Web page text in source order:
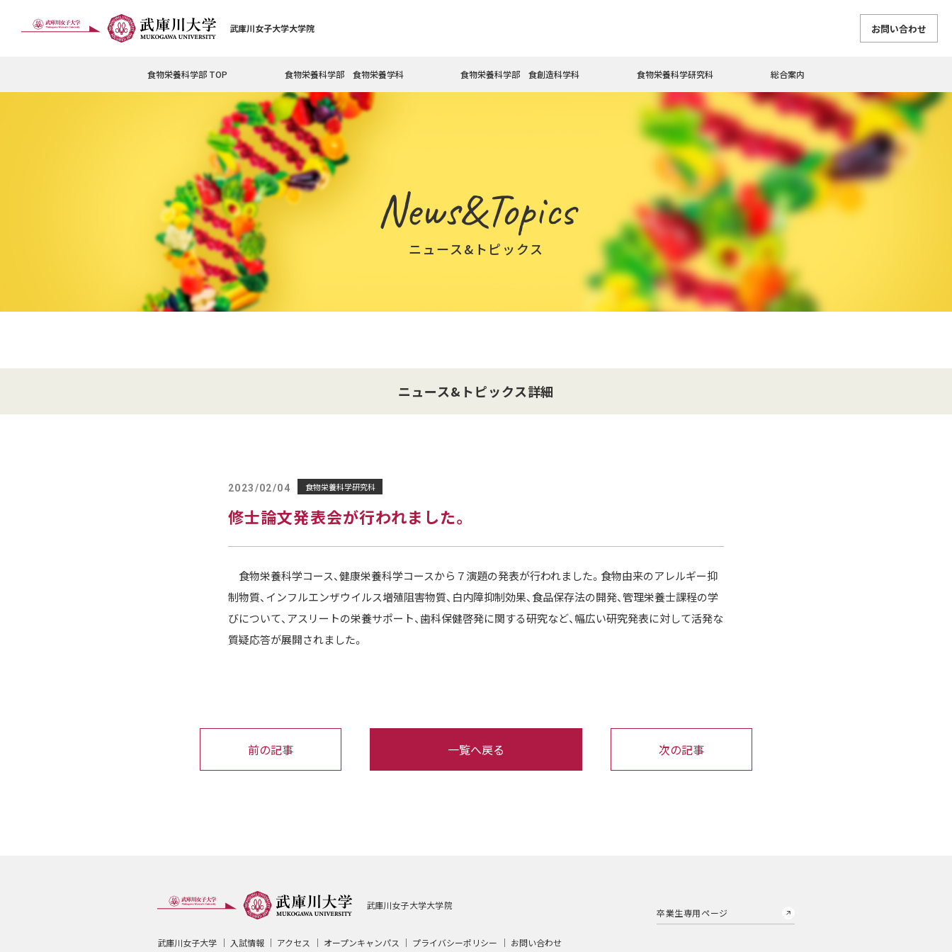
武庫川女子大学大学院 お問い合わせ
食物栄養科学部 TOP 食物栄養科学部 食物栄養学科 食物栄養科学部 食創造科学科 食物栄養科学研究科 総合案内
News&Topics
ニュース&トピックス
ニュース&トピックス詳細
2023/02/04 食物栄養科学研究科
修士論文発表会が行われました。
食物栄養科学コース、健康栄養科学コースから７演題の発表が行われました。食物由来のアレルギー抑
制物質、インフルエンザウイルス増殖阻害物質、白内障抑制効果、食品保存法の開発、管理栄養士課程の学
びについて、アスリートの栄養サポート、歯科保健啓発に関する研究など、幅広い研究発表に対して活発な
質疑応答が展開されました。
前の記事 次の記事
一覧へ戻る
武庫川女子大学大学院
武庫川女子大学 入試情報 アクセス オープンキャンパス プライバシーポリシー お問い合わせ
卒業生専用ページ